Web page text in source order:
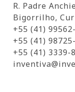
R. Padre
Bigorrilho,
+55 (41)
+55 (41)
+55 (41) 3339-